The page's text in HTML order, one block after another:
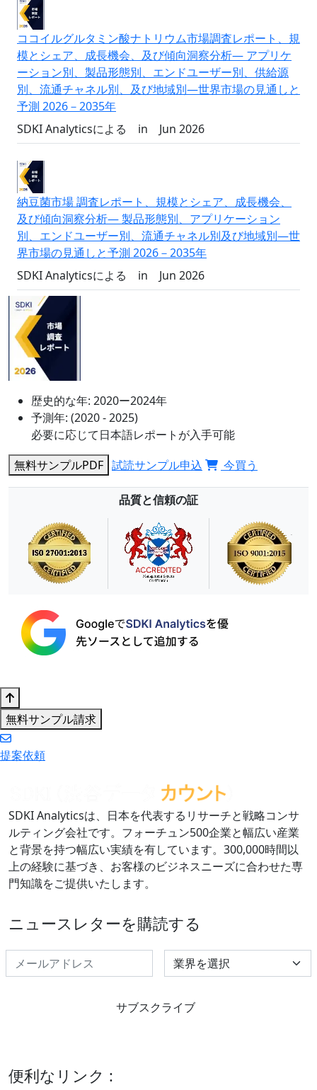
ココイルグルタミン酸ナトリウム市場調査レポート、規
模とシェア、成長機会、及び傾向洞察分析― アプリケ
ーション別、製品形態別、エンドユーザー別、供給源
別、流通チャネル別、及び地域別―世界市場の見通しと
予測 2026－2035年
SDKI Analyticsによる
in Jun 2026
納豆菌市場 調査レポート、規模とシェア、成長機会、
及び傾向洞察分析― 製品形態別、アプリケーション
別、エンドユーザー別、流通チャネル別及び地域別―世
界市場の見通しと予測 2026－2035年
SDKI Analyticsによる
in Jun 2026
歴史的な年: 2020ー2024年
予測年: (2020 - 2025)
必要に応じて日本語レポートが入手可能
無料サンプルPDF 試読サンプル申込 今買う
品質と信頼の証
無料サンプル請求
提案依頼
SDKI Analyticsは、日本を代表するリサーチと戦略コンサ
ルティング会社です。フォーチュン500企業と幅広い産業
と背景を持つ幅広い実績を有しています。300,000時間以
上の経験に基づき、お客様のビジネスニーズに合わせた専
門知識をご提供いたします。
ニュースレターを購読する
Select Industry
サブスクライブ
便利なリンク :